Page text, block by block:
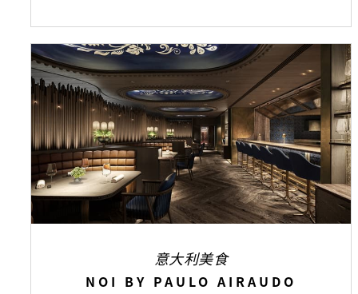
意大利美食
NOI BY PAULO AIRAUDO